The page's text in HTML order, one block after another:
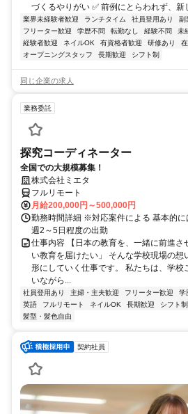
づくるやりがい ✅ 前例にとらわれず、新
業界未経験者歓迎 ランチタイム 社員登用あり
副
フリーター歓迎
学歴不問 転勤なし 経験不問 未
経験者歓迎
ネイルOK 有資格者歓迎 研修あり
オープニングスタッフ
長期歓迎 シフト制
同じ企業の求人
業務委託
探究コーディネーター
全国での大規模募集！
株式会社ミエタ
フルリモート
月給200,000円～500,000円
勤務時間詳細 ※対応案件による 基本的
週2～5日程度の出勤
仕事内容 【日本の教育を、一緒に前進さ
い教育を届けたい」 そんな学校現場の想
形にしていく仕事です。 私たちは、学校
いながら...
社員登用あり 主婦・主夫歓迎 フリーター歓迎 学
英語
フルリモート ネイルOK 長期歓迎 シフト制
髪型・髪色自由
契約社員